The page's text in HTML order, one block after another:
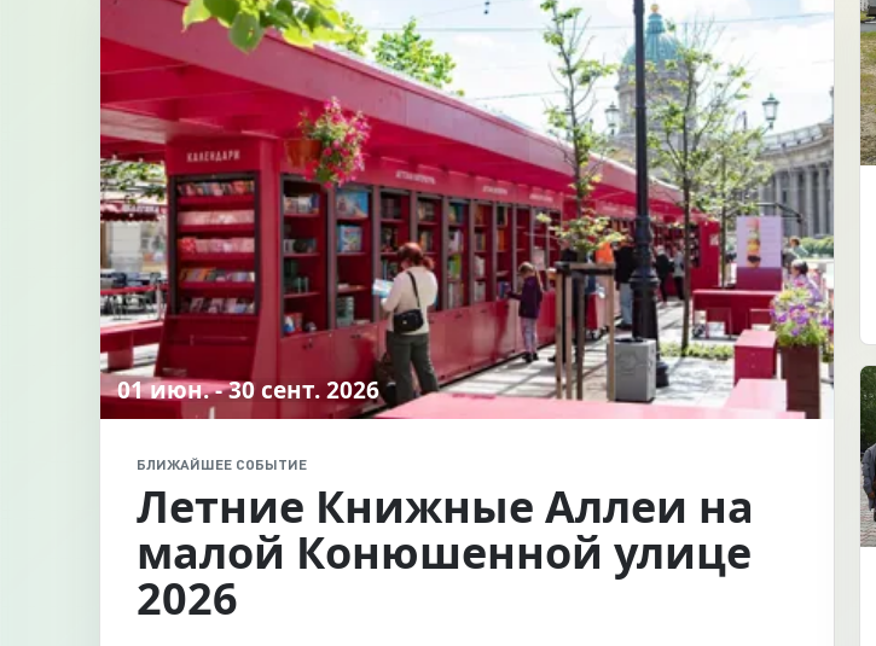
01 июн. - 30 сент. 2026
БЛИЖАЙШЕЕ СОБЫТИЕ
Летние Книжные Аллеи на
малой Конюшенной улице
2026